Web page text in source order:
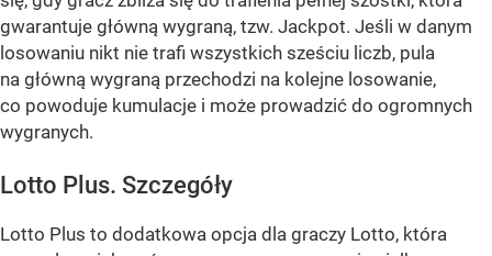
gwarantuje główną wygraną, tzw. Jackpot. Jeśli w danym
losowaniu nikt nie trafi wszystkich sześciu liczb, pula
na główną wygraną przechodzi na kolejne losowanie,
co powoduje kumulacje i może prowadzić do ogromnych
wygranych.
Lotto Plus. Szczegóły
Lotto Plus to dodatkowa opcja dla graczy Lotto, która